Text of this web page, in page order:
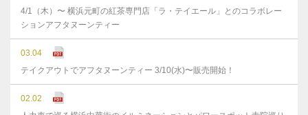
4/1（木）〜 横浜元町の紅茶専門店「ラ・テイエール」とのコラボレー
ションアフタヌーンティー
03.04
テイクアウトでアフタヌーンティー 3/10(水)〜販売開始！
02.02